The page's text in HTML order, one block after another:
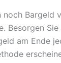
noch Bargeld
Besorgen
am Ende